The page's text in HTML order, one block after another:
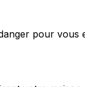
pour